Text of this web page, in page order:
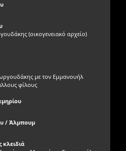
(οικογενειακό αρχείο)
με τον Εμμανουήλ
φίλους
/ Άλμπουμ
κλειδιά